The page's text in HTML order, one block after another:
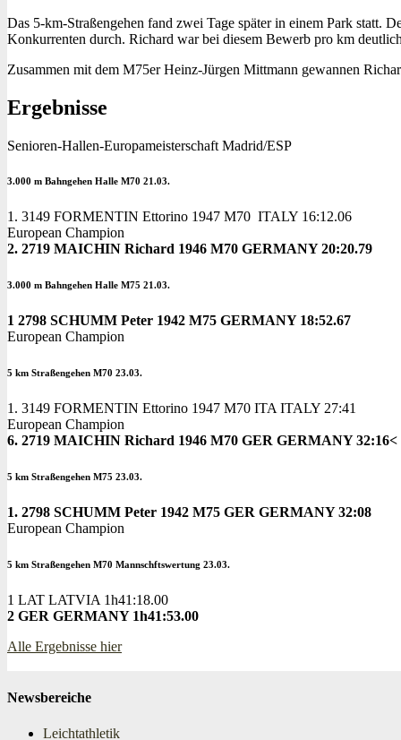
Das 5-km-Straßengehen fand zwei Tage später in einem Park statt.
Konkurrenten durch. Richard war bei diesem Bewerb pro km
Zusammen mit dem M75er Heinz-Jürgen Mittmann gewannen
Ergebnisse
Senioren-Hallen-Europameisterschaft Madrid/ESP
3.000 m Bahngehen Halle M70 21.03.
1. 3149 FORMENTIN Ettorino 1947 M70 ITALY 16:12.06
European Champion
2. 2719 MAICHIN Richard 1946 M70 GERMANY 20:20.79
3.000 m Bahngehen Halle M75 21.03.
1 2798 SCHUMM Peter 1942 M75 GERMANY 18:52.67
European Champion
5 km Straßengehen M70 23.03.
1. 3149 FORMENTIN Ettorino 1947 M70 ITA ITALY 27:41
European Champion
6. 2719 MAICHIN Richard 1946 M70 GER GERMANY 32:16<
5 km Straßengehen M75 23.03.
1. 2798 SCHUMM Peter 1942 M75 GER GERMANY 32:08
European Champion
5 km Straßengehen M70 Mannschftswertung 23.03.
1 LAT LATVIA 1h41:18.00
2 GER GERMANY 1h41:53.00
Alle Ergebnisse hier
Newsbereiche
Leichtathletik